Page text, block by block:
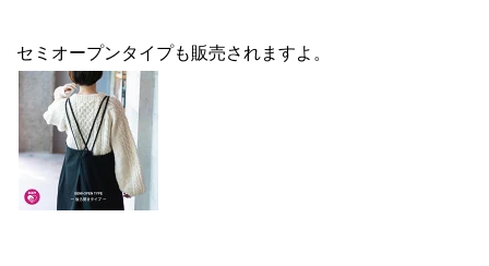
セミオープンタイプも販売されますよ。